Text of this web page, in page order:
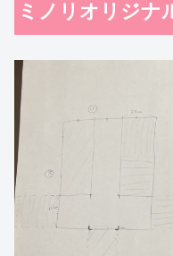
ミノリオリジナ